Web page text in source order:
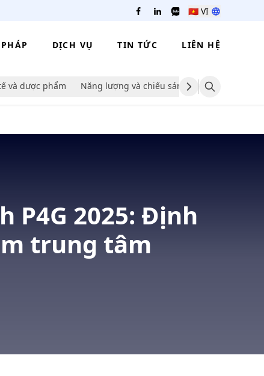
🇻🇳 VI
DỊCH VỤ TIN TỨC LIÊN HỆ
và dược phẩm Năng lượng và chiếu sáng Bao bì
P4G 2025: Định
trung tâm